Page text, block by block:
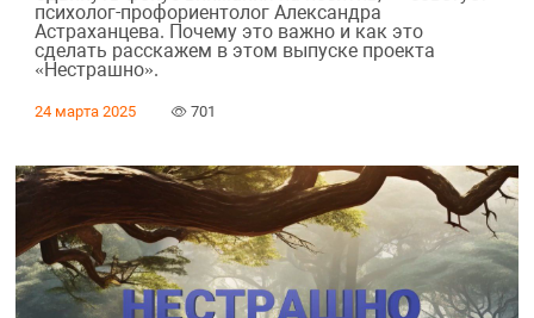
психолог-профориентолог Александра
Астраханцева. Почему это важно и как это
сделать расскажем в этом выпуске проекта
«Нестрашно».
24 марта 2025 701